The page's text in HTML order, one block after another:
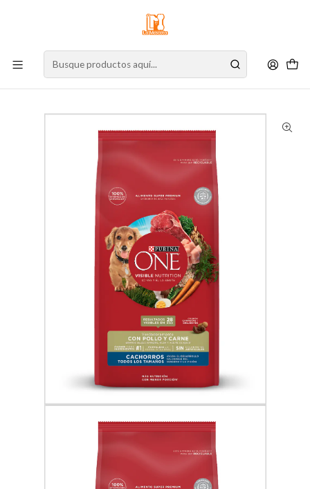
Nuestro stock online es independiente de la tienda física.
Compre por la web para garantizar sus productos y espere nuestra
Inicio Perro Alimento para Perros Alimento Seco
Cachorro
Purina One Cachorro 12 Kg